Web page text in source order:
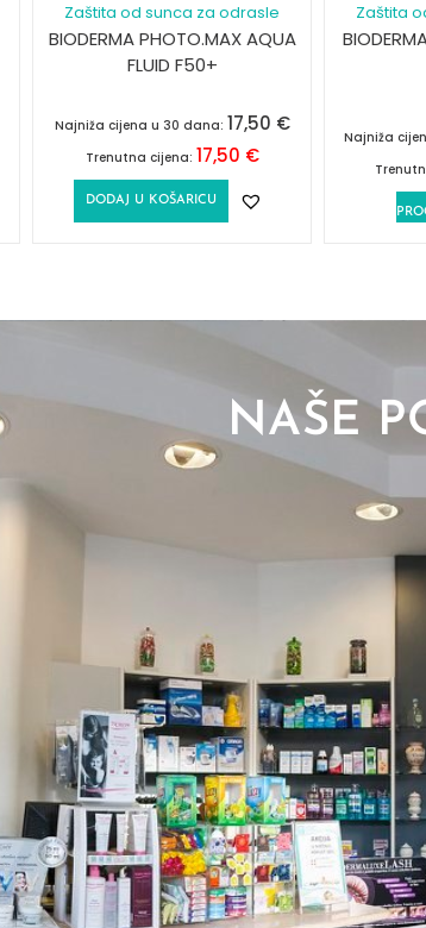
Zaštita od sunca za odrasle
BIODERMA PHOTO.MAX AQUA
FLUID F50+
Najniža cijena u 30 dana: 17,50 €
Trenutna cijena: 17,50 €
DODAJ U KOŠARICU
Zaštita
Najniža
NAŠE